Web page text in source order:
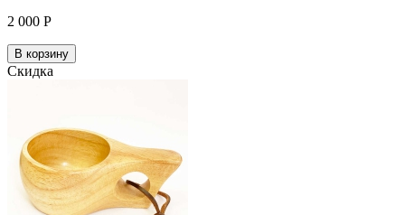
2 000 Р
В корзину
Скидка